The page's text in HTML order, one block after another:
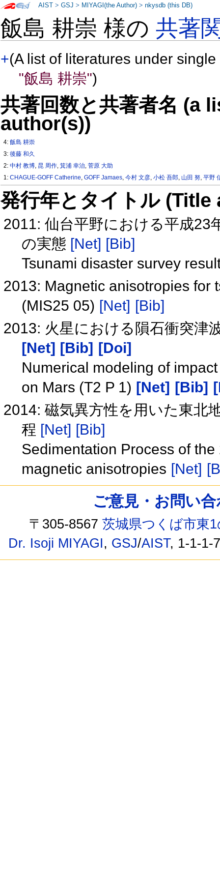
飯島 耕崇 様の共著
+(A list of literatures under
"飯島 耕崇")
共著回数と共著者名 (a
author(s))
4:飯島 耕崇
3:後藤 和久
2:中村 教博, 昆 周作,箕浦 幸治,菅原 大助
1:CHAGUE-GOFF Catherine,GOFF Jamaes,今村 文彦,小松 吾郎, 山田 努,平野
発行年とタイトル
2011: 仙台平野における平成23
の実態 [Net] [Bib]
Tsunami disaster survey
2013: Magnetic anisotropies for
(MIS25 05) [Net] [Bib]
2013: 火星における隕石衝突津
[Net] [Bib]
[Doi]
Numerical modeling of
on Mars (T2 P 1) [Net] [Bib]
2014: 磁気異方性を用いた東北
程 [Net] [Bib]
Sedimentation Process of
magnetic anisotropies [Net]
AIST >GSJ > MIYAGI(the Author) >nkysdb (this DB)
ご意見・お問い
〒305-8567茨城県つくば市東
Dr. Isoji MIYAGI, GSJ/AIST, 1-1-1-